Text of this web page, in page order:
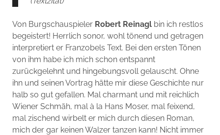
Von Burgschauspieler Robert Reinagl bin ich restlos
begeistert! Herrlich sonor, wohl tönend und getragen
interpretiert er Franzobels Text. Bei den ersten Tönen
von ihm habe ich mich schon entspannt
zurückgelehnt und hingebungsvoll gelauscht. Ohne
ihn und seinen Vortrag hätte mir diese Geschichte nur
halb so gut gefallen. Mal charmant und mit reichlich
Wiener Schmäh, mal à la Hans Moser, mal feixend,
mal zischend wirbelt er mich durch diesen Roman,
mich der gar keinen Walzer tanzen kann! Nicht immer